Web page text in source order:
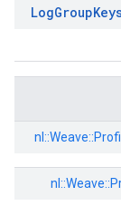
LogGroup
nl::Weave::
nl::Weave::